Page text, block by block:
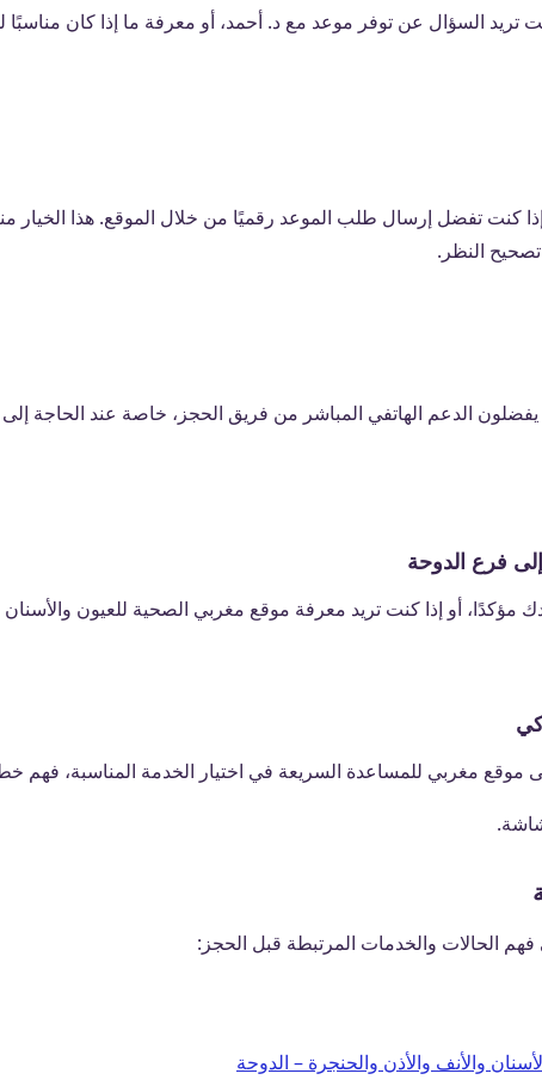
تريد السؤال عن توفر موعد مع د. أحمد، أو معرفة ما إذا كان مناسبًا
كنت تفضل إرسال طلب الموعد رقميًا من خلال الموقع. هذا الخيار
تصحيح النظر.
الدعم الهاتفي المباشر من فريق الحجز، خاصة عند الحاجة
مؤكدًا، أو إذا كنت تريد معرفة موقع مغربي الصحية للعيون والأسنان
مغربي للمساعدة السريعة في اختيار الخدمة المناسبة، فهم
الحالات والخدمات المرتبطة قبل الحجز:
والأنف والأذن والحنجرة – الدوحة